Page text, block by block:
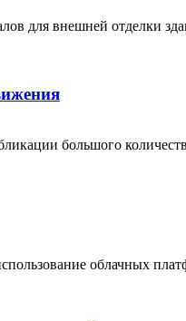
для внешней отделки
большого
облачных